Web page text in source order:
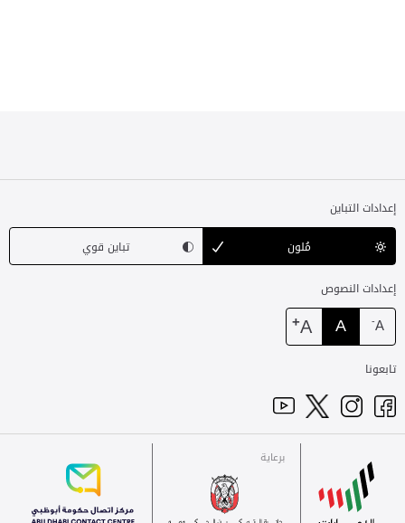
إعدادات التباين
مُلون
تباين قوي
إعدادات النصوص
A
-
A
A
+
تابعونا
برعاية